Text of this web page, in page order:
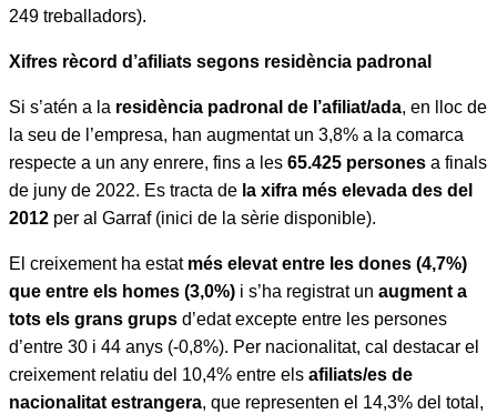
249 treballadors).
Xifres rècord d’afiliats segons residència padronal
Si s’atén a la residència padronal de l’afiliat/ada, en lloc de
la seu de l’empresa, han augmentat un 3,8% a la comarca
respecte a un any enrere, fins a les 65.425 persones a finals
de juny de 2022. Es tracta de la xifra més elevada des del
2012 per al Garraf (inici de la sèrie disponible).
El creixement ha estat més elevat entre les dones (4,7%)
que entre els homes (3,0%) i s’ha registrat un augment a
tots els grans grups d’edat excepte entre les persones
d’entre 30 i 44 anys (-0,8%). Per nacionalitat, cal destacar el
creixement relatiu del 10,4% entre els afiliats/es de
nacionalitat estrangera, que representen el 14,3% del total,